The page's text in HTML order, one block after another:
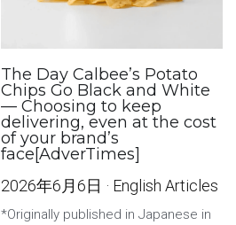
The Day Calbee’s Potato
Chips Go Black and White
— Choosing to keep
delivering, even at the cost
of your brand’s
face[AdverTimes]
2026年6月6日 · English Articles
*Originally published in Japanese in